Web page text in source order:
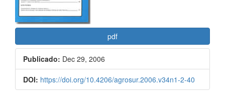
pdf
Publicado: Dec 29, 2006
DOI: https://doi.org/10.4206/agrosur.2006.v34n1-2-40